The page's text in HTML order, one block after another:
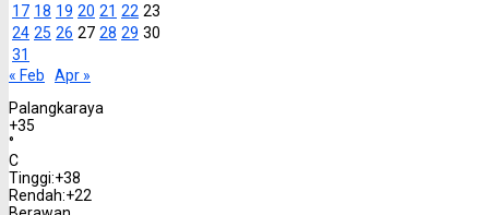
17 18 19 20 21 22 23
24 25 26 27 28 29 30
31
« Feb
Apr »
Palangkaraya
+35
°
C
Tinggi:+38
Rendah:+22